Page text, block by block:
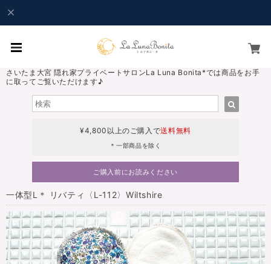
さいたま大宮 隠れ家プライベートサロンLa Luna Bonita*では商品をお手
に取ってご覧いただけます♪
¥4,800以上のご購入で送料無料
＊一部商品を除く
ご購入前にお読みください
一体型L＊ リバティ〈L-112〉Wiltshire